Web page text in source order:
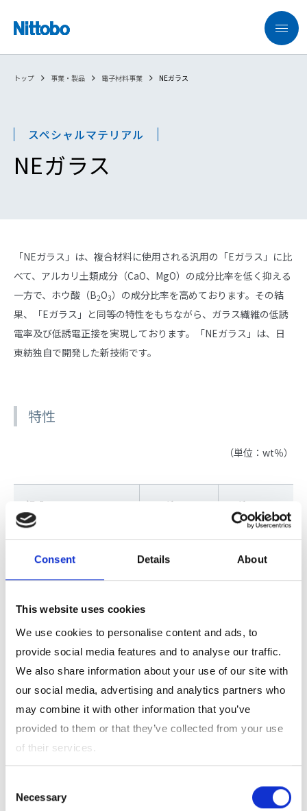
Consent Details About
This website uses cookies
We use cookies to personalise content and ads, to
provide social media features and to analyse our traffic.
We also share information about your use of our site with
our social media, advertising and analytics partners who
may combine it with other information that you’ve
provided to them or that they’ve collected from your use
of their services.
Selection
Necessary
トップ 事業・製品 電子材料事業 NEガラス
スペシャルマテリアル​
NEガラス
「NEガラス」は、複合材料に使用される汎用の「Eガラス」に比
べて、アルカリ土類成分（CaO、MgO）の成分比率を低く抑える
一方で、ホウ酸（B2O3）の成分比率を高めております。その結
果、「Eガラス」と同等の特性をもちながら、ガラス繊維の低誘
電率及び低誘電正接を実現しております。「NEガラス」は、日
東紡独自で開発した新技術です。
特性
（単位：wt％）
組成 NEガラス Eガラス
引張り弾性率（GPa） 64 75
最大伸び率（％） 4.8 4.8
熱膨張係数
（×10-6/℃） ※1